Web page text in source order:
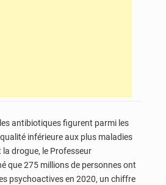
antibiotiques figurent parmi les
inférieure aux plus maladies
drogue, le Professeur
que 275 millions de personnes ont
psychoactives en 2020, un chiffre